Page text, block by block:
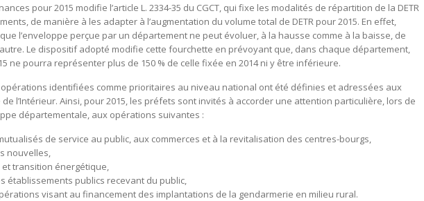
pour 2015 modifie l’article L. 2334-35 du CGCT, qui fixe les modalités de répartition de la DETR
de manière à les adapter à l’augmentation du volume total de DETR pour 2015. En effet,
l’enveloppe perçue par un département ne peut évoluer, à la hausse comme à la baisse, de
Le dispositif adopté modifie cette fourchette en prévoyant que, dans chaque département,
ne pourra représenter plus de 150 % de celle fixée en 2014 ni y être inférieure.
identifiées comme prioritaires au niveau national ont été définies et adressées aux
l’Intérieur. Ainsi, pour 2015, les préfets sont invités à accorder une attention particulière, lors de
départementale, aux opérations suivantes :
de service au public, aux commerces et à la revitalisation des centres-bourgs,
nouvelles,
transition énergétique,
établissements publics recevant du public,
visant au financement des implantations de la gendarmerie en milieu rural.